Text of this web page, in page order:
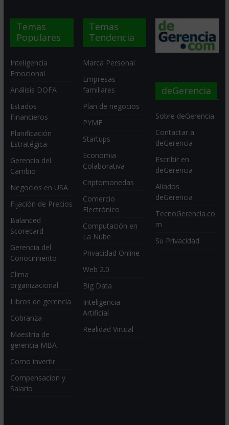
Temas
Populares
Inteligencia
Emocional
Análisis DOFA
Estados
Financieros
Planificación
Estratégica
Gerencia del
Cambio
Negocios en USA
Fijación de Precios
Balanced
Scorecard
Gerencia del
Conocimiento
Clima
organizacional
Libros de gerencia
Cobranza
Maestría de
gerencia MBA
Como invertir
Compensacion y
Salario
Temas
Tendencia
Marca Personal
Empresas
familiares
Plan de negocios
PYME
Startups
Economia
Colaborativa
Criptomonedas
Comercio
Electrónico
Computación en
La Nube
Privacidad Online
Web 2.0
Big Data
Inteligencia
Artificial
Realidad Virtual
deGerencia
Sobre deGerencia
Contactar a
deGerencia
Escribir en
deGerencia
Aliados
deGerencia
TecnoGerencia.co
m
Su Privacidad